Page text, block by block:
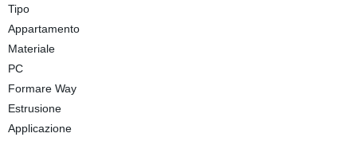
Tipo
Appartamento
Materiale
PC
Formare Way
Estrusione
Applicazione